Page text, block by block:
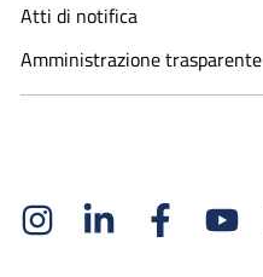
Atti di notifica
Amministrazione trasparente